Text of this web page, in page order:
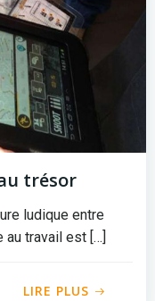
trésor
ludique entre
au travail est […]
LIRE PLUS